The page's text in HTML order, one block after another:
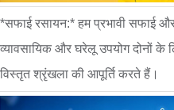
*सफाई रसायन:* हम प्रभावी सफाई
व्यावसायिक और घरेलू उपयोग दोनों के
विस्तृत श्रृंखला की आपूर्ति करते हैं।